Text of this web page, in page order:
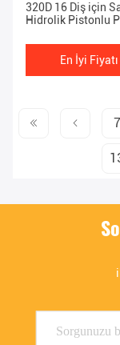
320D 16 Diş için
Hidrolik Pistonlu
En İyi Fiyatı
7